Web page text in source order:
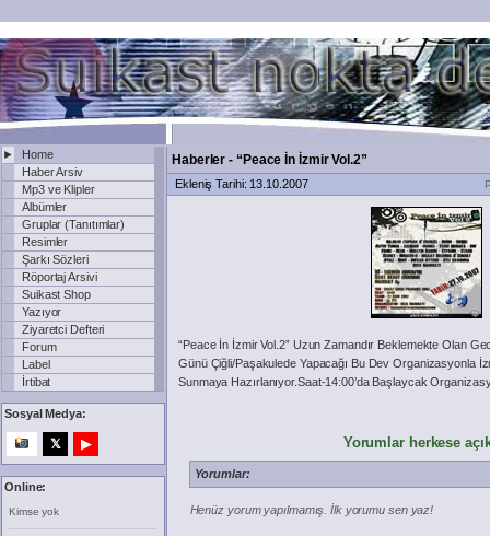
►
Home
Haber Arsiv
Mp3 ve Klipler
Albümler
Gruplar (Tanıtımlar)
Resimler
Şarkı Sözleri
Röportaj Arsivi
Suikast Shop
Yazıyor
Ziyaretci Defteri
Forum
Label
İrtibat
Sosyal Medya:
𝕏 ▶
Online:
Kimse yok
Haberler - “Peace İn İzmir Vol.2”
Ekleniş Tarihi: 13.10.2007
“Peace İn İzmir Vol.2” Uzun Zamandır Beklemekte Olan
Günü Çiğli/Paşakulede Yapacağı Bu Dev Organizasyonla
Sunmaya Hazırlanıyor.Saat-14:00’da Başlaycak
Yorumlar herkese
Yorumlar:
Henüz yorum yapılmamış. İlk yorumu sen yaz!